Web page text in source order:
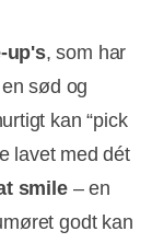
up's, som har
sød og
kan “pick
lavet med dét
smile– en
godt kan